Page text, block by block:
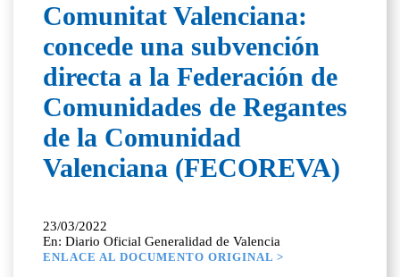
Comunitat Valenciana:
concede una subvención
directa a la Federación de
Comunidades de Regantes
de la Comunidad
Valenciana (FECOREVA)
23/03/2022
En: Diario Oficial Generalidad de Valencia
ENLACE AL DOCUMENTO ORIGINAL >